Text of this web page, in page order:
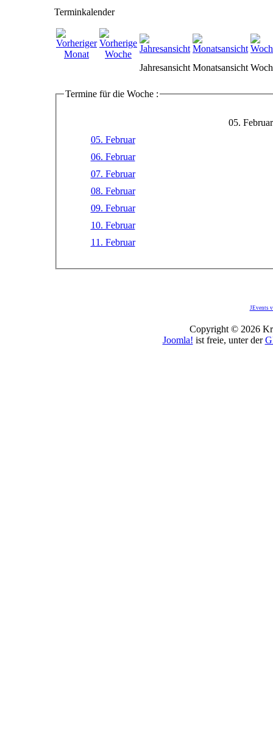
Terminkalender
Jahresansicht Monatsansicht
Termine für die Woche :
05.
05. Februar
06. Februar
07. Februar
08. Februar
09. Februar
10. Februar
11. Februar
JEvents
Copyright © 2026
Joomla! ist freie, unter der